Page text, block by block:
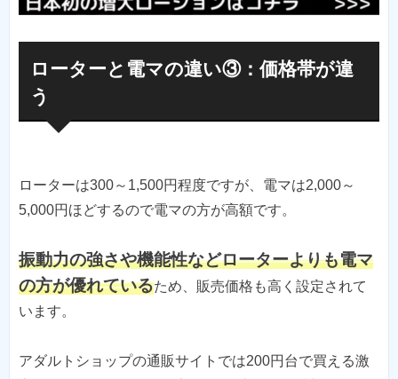
ローターと電マの違い③：価格帯が違
う
ローターは300～1,500円程度ですが、電マは2,000～
5,000円ほどするので電マの方が高額です。
振動力の強さや機能性などローターよりも電マ
の方が優れているため、販売価格も高く設定されて
います。
アダルトショップの通販サイトでは200円台で買える激